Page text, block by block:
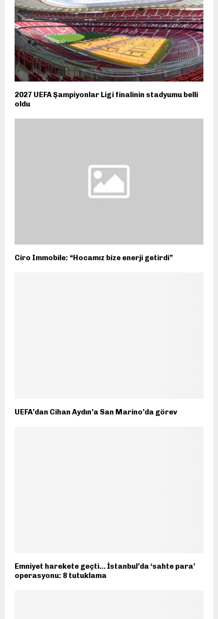
2027 UEFA Şampiyonlar Ligi finalinin stadyumu belli
oldu
Ciro Immobile: “Hocamız bize enerji getirdi”
UEFA’dan Cihan Aydın’a San Marino’da görev
Emniyet harekete geçti… İstanbul’da ‘sahte para’
operasyonu: 8 tutuklama